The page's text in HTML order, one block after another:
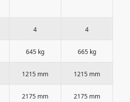
4 4
645 kg 665 kg
1215 mm 1215 mm
2175 mm 2175 mm